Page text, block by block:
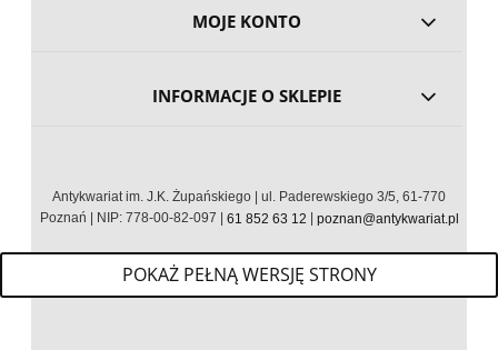
MOJE KONTO
INFORMACJE O SKLEPIE
Antykwariat im. J.K. Żupańskiego | ul. Paderewskiego 3/5, 61-770
Poznań | NIP: 778-00-82-097 | 61 852 63 12 | poznan@antykwariat.pl
POKAŻ PEŁNĄ WERSJĘ STRONY